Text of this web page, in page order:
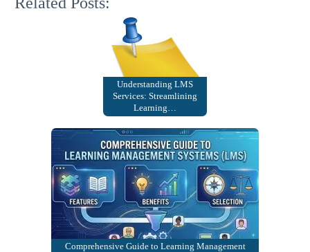
Understanding LMS
Services: Streamlining
Learning…
Comprehensive Guide to Learning Management